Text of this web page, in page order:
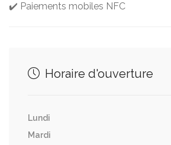
✔️ Paiements mobiles NFC
Horaire d'ouverture
Lundi
Mardi